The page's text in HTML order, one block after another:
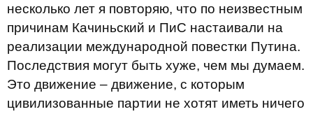
несколько лет я повторяю, что по неизвестным
причинам Качиньский и ПиС настаивали на
реализации международной повестки Путина.
Последствия могут быть хуже, чем мы думаем.
Это движение – движение, с которым
цивилизованные партии не хотят иметь ничего